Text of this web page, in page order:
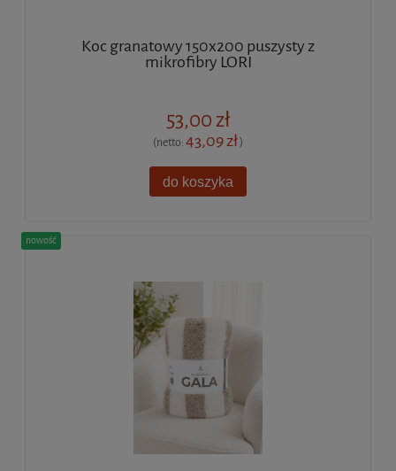
Koc granatowy 150x200 puszysty z
mikrofibry LORI
53,00 zł
(netto:43,09 zł)
do koszyka
nowość